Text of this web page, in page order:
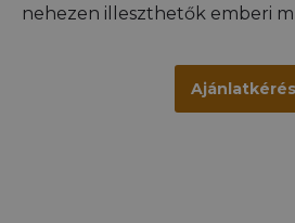
nehezen illeszthetők emberi
Ajánlatkérés